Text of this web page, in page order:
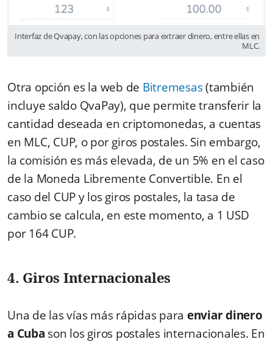
Interfaz de Qvapay, con las opciones para extraer dinero, entre ellas en
MLC.
Otra opción es la web de Bitremesas(también
incluye saldo QvaPay), que permite transferir la
cantidad deseada en criptomonedas, a cuentas
en MLC, CUP, o por giros postales. Sin embargo,
la comisión es más elevada, de un 5% en el caso
de la Moneda Libremente Convertible. En el
caso del CUP y los giros postales, la tasa de
cambio se calcula, en este momento, a 1 USD
por 164 CUP.
4. Giros Internacionales
Una de las vías más rápidas para enviar dinero
a Cuba son los giros postales internacionales. En